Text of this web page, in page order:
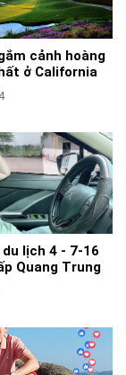
cảnh hoàng
ở California
du lịch 4 - 7-16
Quang Trung